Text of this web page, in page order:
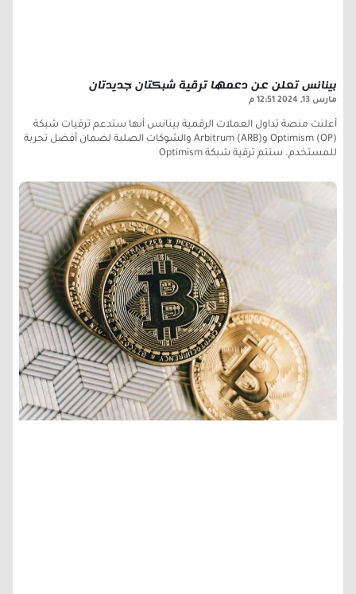
بينانس تعلن عن دعمها ترقية شبكتان جديدتان
مارس 13, 2024 12:51 م
أعلنت منصة تداول العملات الرقمية بينانس أنها ستدعم ترقيات شبكة
Optimism (OP) وArbitrum (ARB) والشوكات الصلبة لضمان أفضل تجربة
للمستخدم. ستتم ترقية شبكة Optimism